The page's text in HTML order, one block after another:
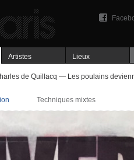
Artistes Lieux
de Quillacq — Les poulains
Techniques mixtes